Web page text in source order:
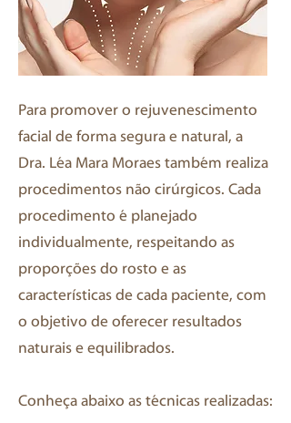
Para promover o rejuvenescimento
facial de forma segura e natural, a
Dra. Léa Mara Moraes também realiza
procedimentos não cirúrgicos. Cada
procedimento é planejado
individualmente, respeitando as
proporções do rosto e as
características de cada paciente, com
o objetivo de oferecer resultados
naturais e equilibrados.
Conheça abaixo as técnicas realizadas: